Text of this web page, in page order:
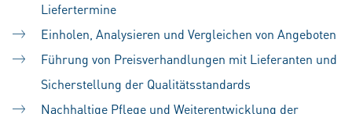
Liefertermine
Einholen, Analysieren und Vergleichen von Angeboten
Führung von Preisverhandlungen mit Lieferanten und
Sicherstellung der Qualitätsstandards
Nachhaltige Pflege und Weiterentwicklung der